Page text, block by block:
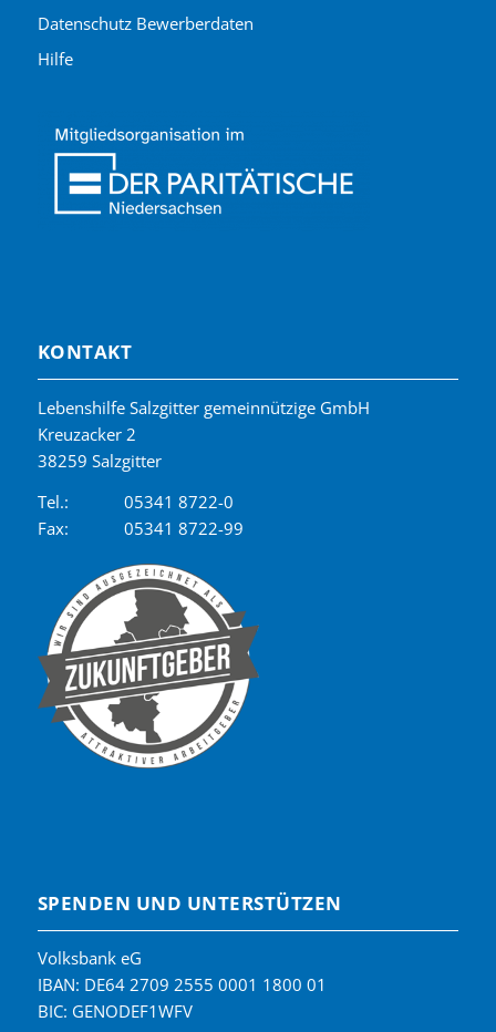
Datenschutz Bewerberdaten
Hilfe
KONTAKT
Lebenshilfe Salzgitter gemeinnützige GmbH
Kreuzacker 2
38259 Salzgitter
Tel.:
05341 8722-0
Fax:
05341 8722-99
SPENDEN UND UNTERSTÜTZEN
Volksbank eG
IBAN: DE64 2709 2555 0001 1800 01
BIC: GENODEF1WFV